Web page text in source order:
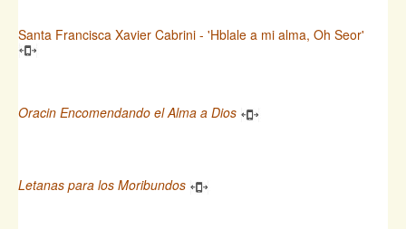
Santa Francisca Xavier Cabrini - 'Hblale a mi alma, Oh Seor'
Oracin Encomendando el Alma a Dios
Letanas para los Moribundos